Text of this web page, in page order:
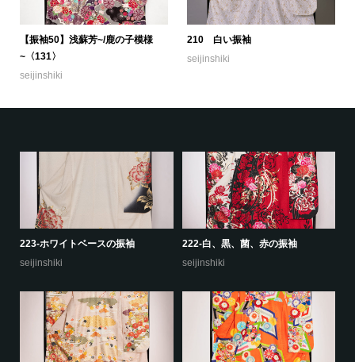
【振袖50】浅蘇芳~/鹿の子模様
~〈131〉
seijinshiki
210 白い振袖
seijinshiki
223-ホワイトベースの振袖
seijinshiki
222-白、黒、菌、赤の振袖
seijinshiki